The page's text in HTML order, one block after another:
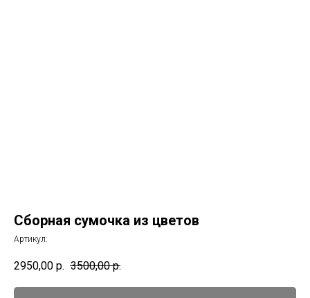
Сборная сумочка из цветов
Артикул:
2950,00 р. 3500,00 р.